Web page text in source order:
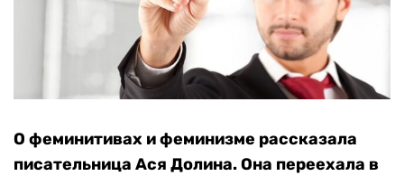
О феминитивах и феминизме рассказала
писательница Ася Долина. Она переехала в